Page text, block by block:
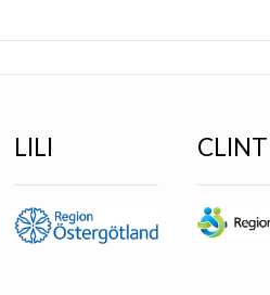
LILI CLINT